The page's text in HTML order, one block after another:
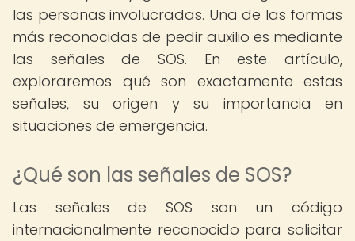
las personas involucradas. Una de las formas
más reconocidas de pedir auxilio es mediante
las señales de SOS. En este artículo,
exploraremos qué son exactamente estas
señales, su origen y su importancia en
situaciones de emergencia.
¿Qué son las señales de SOS?
Las señales de SOS son un código
internacionalmente reconocido para solicitar